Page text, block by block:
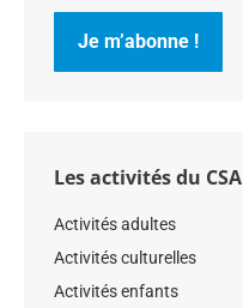
Les activités du CSA
Activités adultes
Activités culturelles
Activités enfants